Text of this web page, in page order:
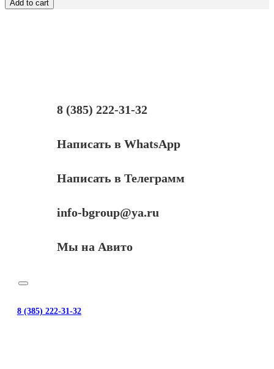
4710
V072146AS1,
KB.INT00.038
Add to cart
8 (385) 222-31-32
Написать в WhatsApp
Написать в Телеграмм
info-bgroup@ya.ru
Мы на Авито
8 (385) 222-31-32